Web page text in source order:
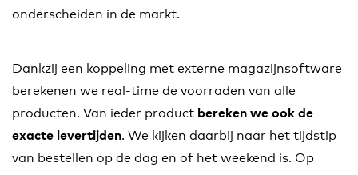
onderscheiden in de markt.
Dankzij een koppeling met externe magazijnsoftware
berekenen we real-time de voorraden van alle
producten. Van ieder product bereken we ook de
exacte levertijden. We kijken daarbij naar het tijdstip
van bestellen op de dag en of het weekend is. Op